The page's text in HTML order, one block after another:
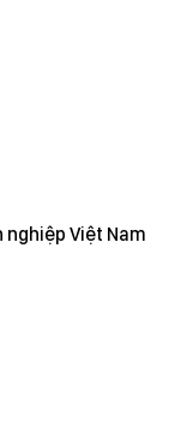
nghiệp Việt Nam